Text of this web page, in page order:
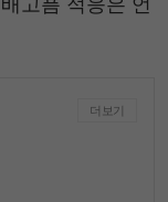
더보기